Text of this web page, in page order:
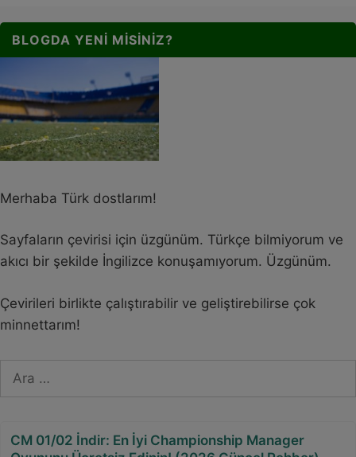
BLOGDA YENI MISINIZ?
Merhaba Türk dostlarım!
Sayfaların çevirisi için üzgünüm. Türkçe bilmiyorum ve
akıcı bir şekilde İngilizce konuşamıyorum. Üzgünüm.
Çevirileri birlikte çalıştırabilir ve geliştirebilirse çok
minnettarım!
için
CM 01/02 İndir: En İyi Championship Manager